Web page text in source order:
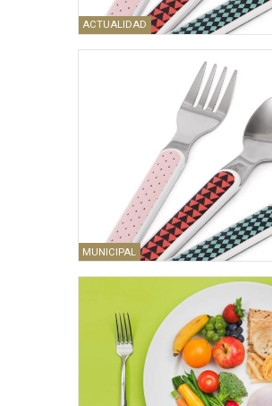
ACTUALIDAD
MUNICIPAL